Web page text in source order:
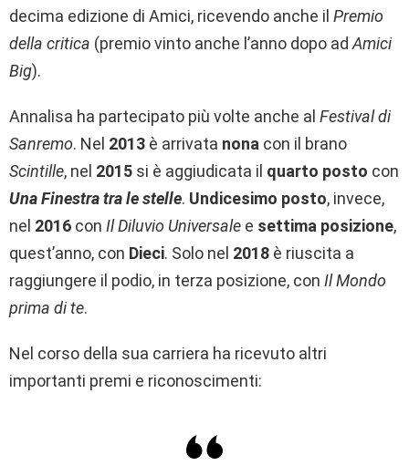
decima edizione di Amici, ricevendo anche il Premio
della critica (premio vinto anche l’anno dopo ad Amici
Big).
Annalisa ha partecipato più volte anche al Festival di
Sanremo. Nel 2013 è arrivata nona con il brano
Scintille, nel 2015 si è aggiudicata il quarto posto con
Una Finestra tra le stelle. Undicesimo posto, invece,
nel 2016 con Il Diluvio Universale e settima posizione,
quest’anno, con Dieci. Solo nel 2018 è riuscita a
raggiungere il podio, in terza posizione, con Il Mondo
prima di te.
Nel corso della sua carriera ha ricevuto altri
importanti premi e riconoscimenti: